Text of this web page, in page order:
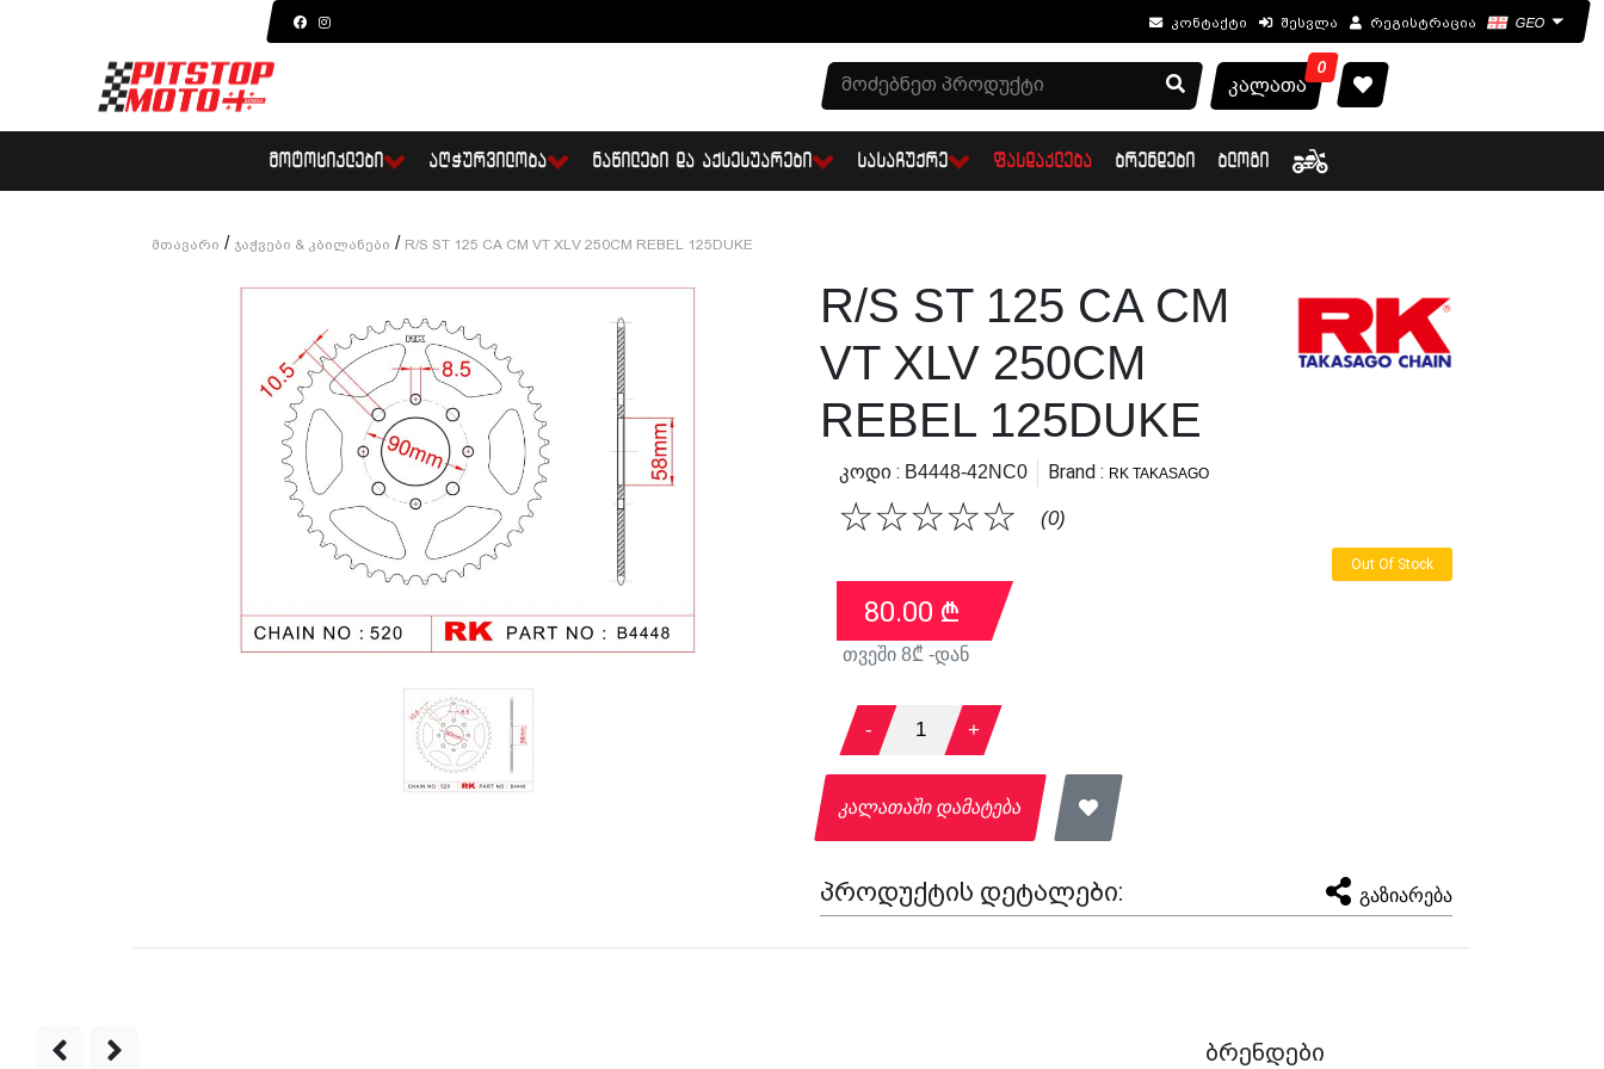
კონტაქტი შესვლა რეგისტრაცია GEO
0
კალათა
ᲛᲝᲢᲝᲪᲘᲙᲚᲔᲑᲘ ᲐᲦᲭᲣᲠᲕᲘᲚᲝᲑᲐ ᲜᲐᲬᲘᲚᲔᲑᲘ ᲓᲐ ᲐᲥᲡᲔᲡᲣᲐᲠᲔᲑᲘ ᲡᲐᲡᲐᲩᲣᲥᲠᲔ ᲤᲐᲡᲓᲐᲙᲚᲔᲑᲐ ᲑᲠᲔᲜᲓᲔᲑᲘ ᲑᲚᲝᲒᲘ
Მთავარი / Ჯაჭვები & Კბილანები / R/S ST 125 CA CM VT XLV 250CM REBEL 125DUKE
R/S ST 125 CA CM
VT XLV 250CM
REBEL 125DUKE
Კოდი : B4448-42NC0 Brand : RK TAKASAGO
☆
☆
☆
☆
☆ (0)
Out Of Stock
80.00 ₾
თვეში 8₾ -დან
- 1 +
კალათაში დამატება
პროდუქტის დეტალები: გაზიარება
ბრენდები